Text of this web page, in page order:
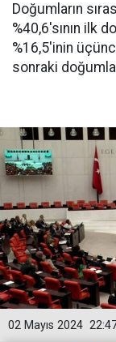
Doğumların
%40,6'sının ilk
%16,5'inin
sonraki
02 Mayıs 2024